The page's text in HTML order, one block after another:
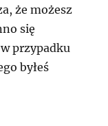
że możesz
się
przypadku
byłeś